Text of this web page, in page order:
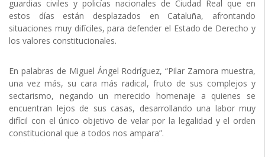
guardias civiles y policías nacionales de Ciudad Real que en
estos días están desplazados en Cataluña, afrontando
situaciones muy difíciles, para defender el Estado de Derecho y
los valores constitucionales.
En palabras de Miguel Ángel Rodríguez, “Pilar Zamora muestra,
una vez más, su cara más radical, fruto de sus complejos y
sectarismo, negando un merecido homenaje a quienes se
encuentran lejos de sus casas, desarrollando una labor muy
difícil con el único objetivo de velar por la legalidad y el orden
constitucional que a todos nos ampara”.